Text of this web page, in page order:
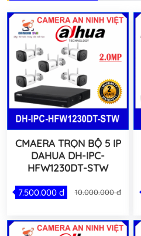
CMAERA TRỌN BỘ 5 IP
DAHUA DH-IPC-
HFW1230DT-STW
7.500.000 đ 10.000.000 đ